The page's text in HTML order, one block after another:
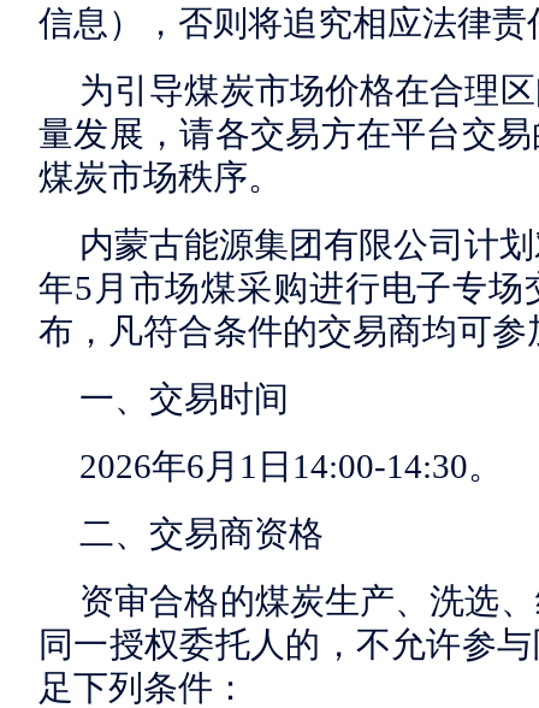
信息），否则将追究相应法律责
为引导煤炭市场价格在合理
量发展，请各交易方在平台交
煤炭市场秩序。
内蒙古能源集团有限公司计
年5月市场煤采购进行电子专
布，凡符合条件的交易商均可参
一、交易时间
2026年6月1日14:00-14:30。
二、交易商资格
资审合格的煤炭生产、洗选
同一授权委托人的，不允许参
足下列条件：